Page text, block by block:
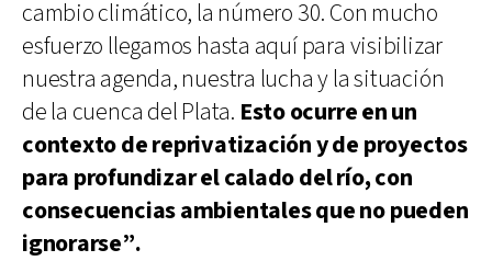
cambio climático, la número 30. Con mucho
esfuerzo llegamos hasta aquí para visibilizar
nuestra agenda, nuestra lucha y la situación
de la cuenca del Plata. Esto ocurre en un
contexto de reprivatización y de proyectos
para profundizar el calado del río, con
consecuencias ambientales que no pueden
ignorarse”.